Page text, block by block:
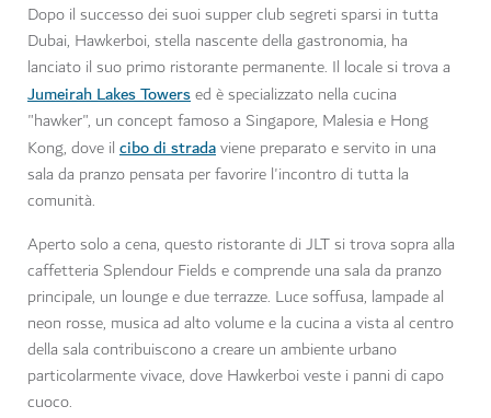
Dopo il successo dei suoi supper club segreti sparsi in tutta
Dubai, Hawkerboi, stella nascente della gastronomia, ha
lanciato il suo primo ristorante permanente. Il locale si trova a
Jumeirah Lakes Towersed è specializzato nella cucina
"hawker", un concept famoso a Singapore, Malesia e Hong
Kong, dove il cibo di stradaviene preparato e servito in una
sala da pranzo pensata per favorire l'incontro di tutta la
comunità.
Aperto solo a cena, questo ristorante di JLT si trova sopra alla
caffetteria Splendour Fields e comprende una sala da pranzo
principale, un lounge e due terrazze. Luce soffusa, lampade al
neon rosse, musica ad alto volume e la cucina a vista al centro
della sala contribuiscono a creare un ambiente urbano
particolarmente vivace, dove Hawkerboi veste i panni di capo
cuoco.